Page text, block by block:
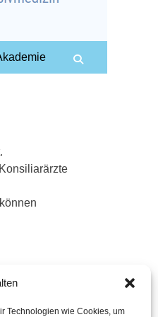
Technologien wie Cookies, um